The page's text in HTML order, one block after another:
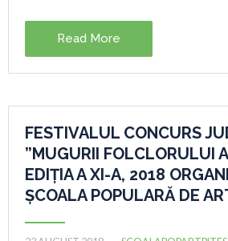
Read More
FESTIVALUL CONCURS
”MUGURII FOLCLORULUI
EDIȚIA A XI-A, 2018
ȘCOALA POPULARĂ DE